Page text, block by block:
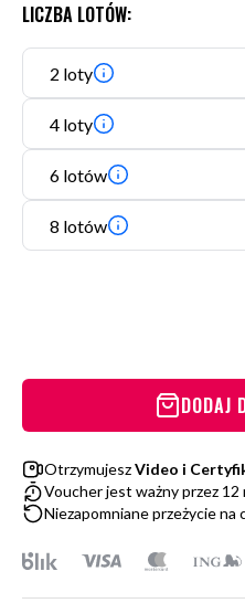
LICZBA LOTÓW:
2 loty
4 loty
6 lotów
8 lotów
DODAJ
OtrzymujeszVideo i
Voucher jest ważny przez 12
Niezapomniane przeżycie na